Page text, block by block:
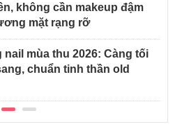
không cần makeup đậm
mặt rạng rỡ
mùa thu 2026: Càng tối
chuẩn tinh thần old